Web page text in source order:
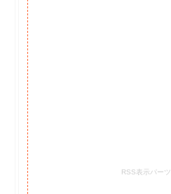
RSS表示パーツ